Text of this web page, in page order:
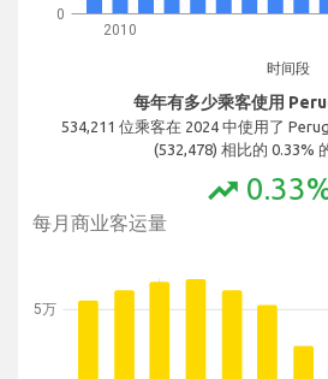
2010
时间段
0
每年有多少乘客使用
534,211 位乘客在 2024 中使用了
(532,478) 相比的 0.33%
trending_up
每月商业客运量
5万